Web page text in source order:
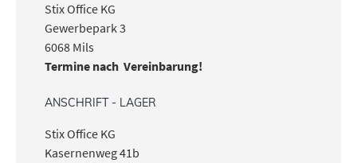
Stix Office KG
Gewerbepark 3
6068 Mils
Termine nach Vereinbarung!
ANSCHRIFT - LAGER
Stix Office KG
Kasernenweg 41b